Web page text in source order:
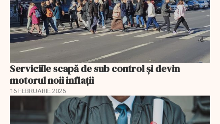
Serviciile scapă de sub control și devin
motorul noii inflații
16 FEBRUARIE 2026